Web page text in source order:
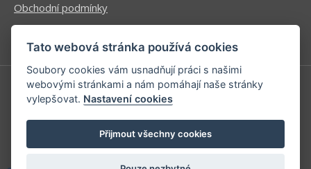
Obchodní podmínky
Ochrana osobních údajů
Příhlášení | Registrace
Kontaktní informace
Mapa stránek
Tato webová stránka používá cookies
Soubory cookies vám usnadňují práci s našimi
webovými stránkami a nám pomáhají naše stránky
vylepšovat. Nastavení cookies
Přijmout všechny cookies